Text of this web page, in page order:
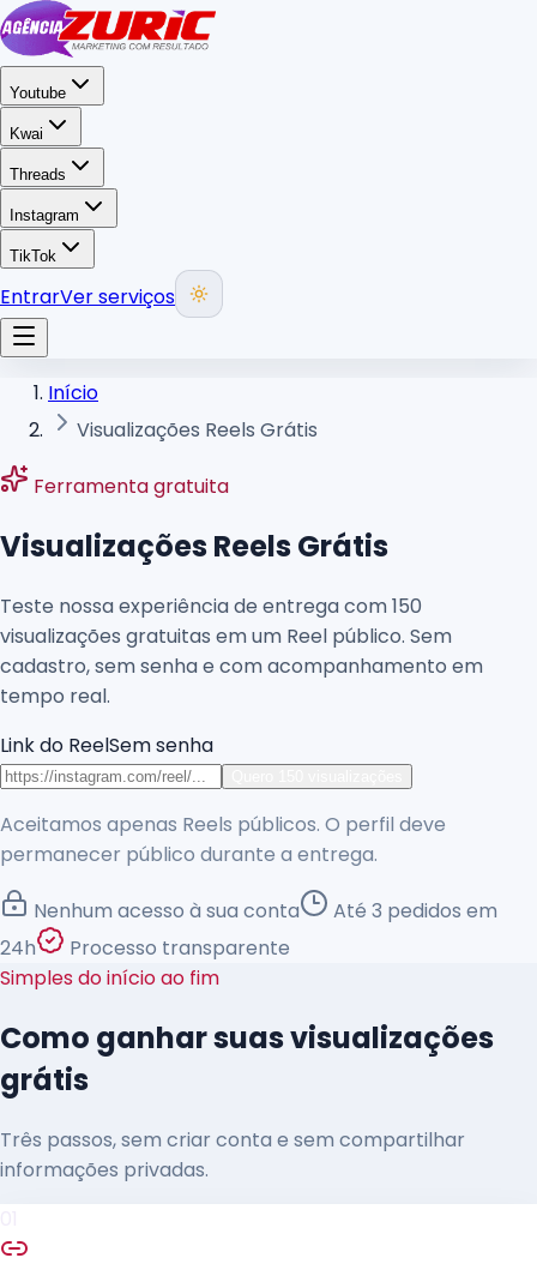
Youtube
Kwai
Threads
Instagram
TikTok
EntrarVer serviços
Início
Visualizações Reels Grátis
Ferramenta gratuita
Visualizações Reels Grátis
Teste nossa experiência de entrega com150
visualizações gratuitas em um Reel público. Sem
cadastro, sem senha e com acompanhamento em
tempo real.
Link do ReelSem senha
Aceitamos apenas Reels públicos. O perfil deve
permanecer público durante a entrega.
Nenhum acesso à sua conta Até 3 pedidos em
24h
Processo transparente
Simples do início ao fim
Como ganhar suas visualizações
grátis
Três passos, sem criar conta e sem compartilhar
informações privadas.